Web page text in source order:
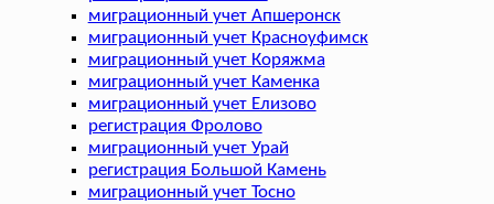
миграционный учет Апшеронск
миграционный учет Красноуфимск
миграционный учет Коряжма
миграционный учет Каменка
миграционный учет Елизово
регистрация Фролово
миграционный учет Урай
регистрация Большой Камень
миграционный учет Тосно